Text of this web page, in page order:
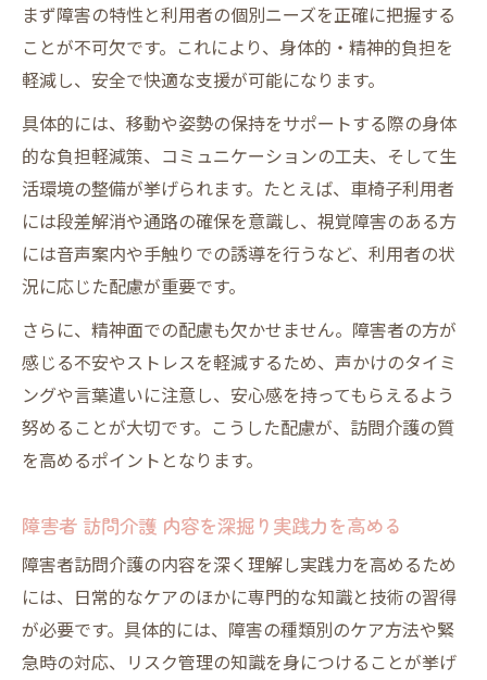
まず障害の特性と利用者の個別ニーズを正確に把握する
ことが不可欠です。これにより、身体的・精神的負担を
軽減し、安全で快適な支援が可能になります。
具体的には、移動や姿勢の保持をサポートする際の身体
的な負担軽減策、コミュニケーションの工夫、そして生
活環境の整備が挙げられます。たとえば、車椅子利用者
には段差解消や通路の確保を意識し、視覚障害のある方
には音声案内や手触りでの誘導を行うなど、利用者の状
況に応じた配慮が重要です。
さらに、精神面での配慮も欠かせません。障害者の方が
感じる不安やストレスを軽減するため、声かけのタイミ
ングや言葉遣いに注意し、安心感を持ってもらえるよう
努めることが大切です。こうした配慮が、訪問介護の質
を高めるポイントとなります。
障害者 訪問介護 内容を深掘り実践力を高める
障害者訪問介護の内容を深く理解し実践力を高めるため
には、日常的なケアのほかに専門的な知識と技術の習得
が必要です。具体的には、障害の種類別のケア方法や緊
急時の対応、リスク管理の知識を身につけることが挙げ